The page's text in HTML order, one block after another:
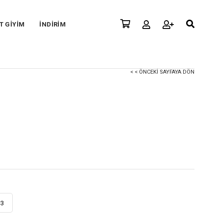
GİYİM İNDİRİM
< < ÖNCEKI SAYFAYA DÖN